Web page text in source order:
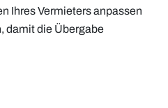
Ihres Vermieters anpassen
damit die Übergabe